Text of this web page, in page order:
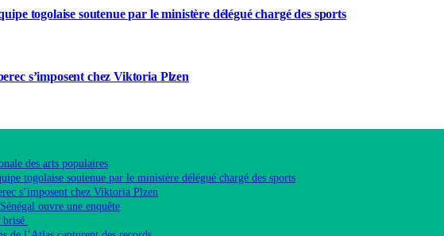
togolaise soutenue par le ministère délégué chargé des sports
s’imposent chez Viktoria Plzen
des arts populaires
togolaise soutenue par le ministère délégué chargé des sports
s’imposent chez Viktoria Plzen
ouvre une enquête
brisé